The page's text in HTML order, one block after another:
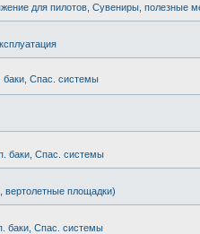
для пилотов, Сувениры, полезные
баки, Спас. системы
баки, Спас. системы
вертолетные площадки)
баки, Спас. системы